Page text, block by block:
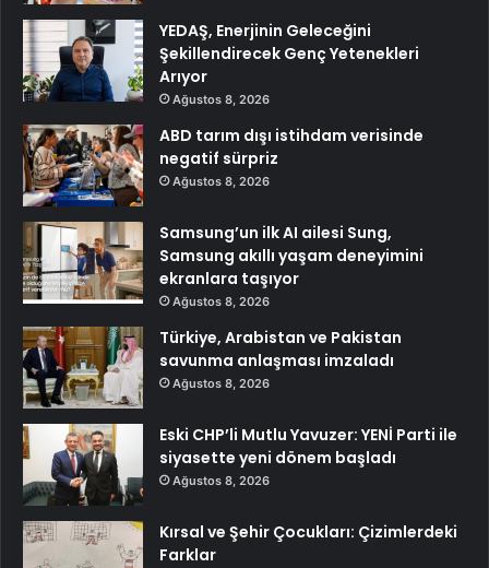
YEDAŞ, Enerjinin Geleceğini
Şekillendirecek Genç Yetenekleri
Arıyor
Ağustos 8, 2026
ABD tarım dışı istihdam verisinde
negatif sürpriz
Ağustos 8, 2026
Samsung’un ilk AI ailesi Sung,
Samsung akıllı yaşam deneyimini
ekranlara taşıyor
Ağustos 8, 2026
Türkiye, Arabistan ve Pakistan
savunma anlaşması imzaladı
Ağustos 8, 2026
Eski CHP’li Mutlu Yavuzer: YENİ Parti ile
siyasette yeni dönem başladı
Ağustos 8, 2026
Kırsal ve Şehir Çocukları: Çizimlerdeki
Farklar